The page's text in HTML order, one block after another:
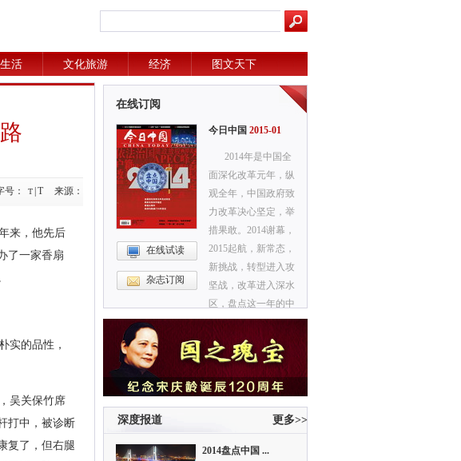
活 文化旅游 经济 图文天下
： T T 来源：
来，他先后
了一家香扇
实的品性，
吴关保竹席
打中，被诊断
复了，但右腿
在线订阅
在线试读
杂志订阅
今日中国 2015-01
2014年是中国全
面深化改革元年，纵
观全年，中国政府致
力改革决心坚定，举
措果敢。2014谢幕，
2015起航，新常态，
新挑战，转型进入攻
坚战，改革进入深水
区，盘点这一年的中
国大事，可以探到中
国未来的发展脉络。
更多>>
深度报道
2014盘点中国 ...